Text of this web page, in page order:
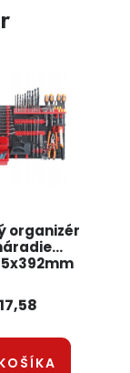
organizér